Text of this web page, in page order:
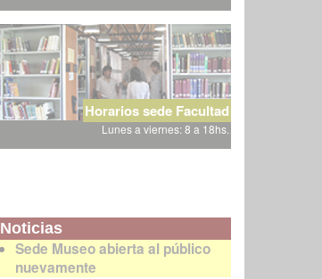
Horarios sede Facultad
Lunes a viernes: 8 a 18hs.
Noticias
Sede Museo abierta al público
nuevamente